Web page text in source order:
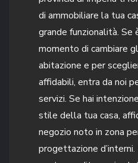
di ammobiliare la tua
grande funzionalità. Se
momento di cambiare
abitazione e per
affidabili, entra da noi
servizi. Se hai
stile della tua casa,
negozio noto in zona
progettazione